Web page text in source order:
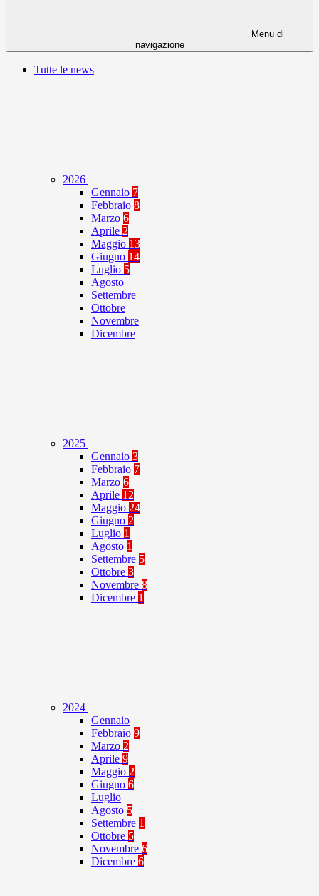
Menu di
navigazione
Tutte le news
2026
Gennaio 7
Febbraio 8
Marzo 6
Aprile 2
Maggio 13
Giugno 14
Luglio 5
Agosto
Settembre
Ottobre
Novembre
Dicembre
2025
Gennaio 3
Febbraio 7
Marzo 6
Aprile 12
Maggio 24
Giugno 2
Luglio 1
Agosto 1
Settembre 5
Ottobre 3
Novembre 8
Dicembre 1
2024
Gennaio
Febbraio 9
Marzo 2
Aprile 9
Maggio 2
Giugno 6
Luglio
Agosto 5
Settembre 1
Ottobre 5
Novembre 6
Dicembre 6